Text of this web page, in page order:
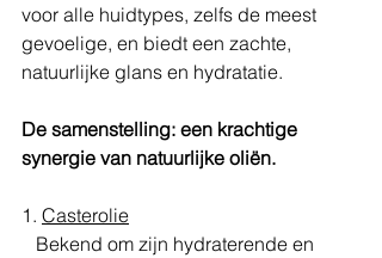
voor alle huidtypes, zelfs de meest
gevoelige, en biedt een zachte,
natuurlijke glans en hydratatie.
De samenstelling: een krachtige
synergie van natuurlijke oliën.
1. Casterolie